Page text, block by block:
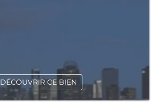
DÉCOUVRIR CE BIEN